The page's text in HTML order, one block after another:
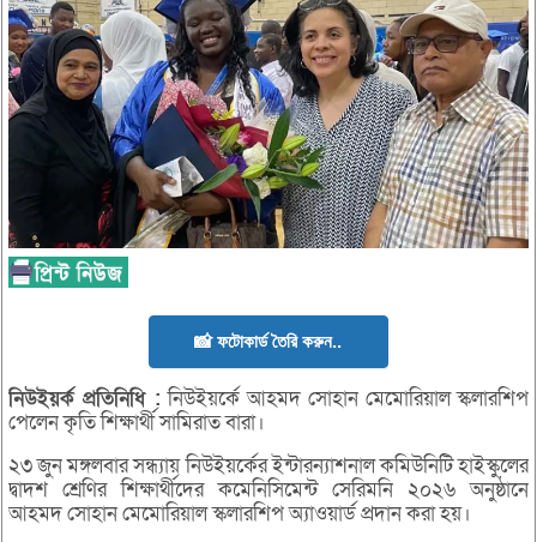
📸 ফটোকার্ড তৈরি করুন..
নিউইয়র্কপ্রতিনিধি : নিউইয়র্কে আহমদ সোহান মেমোরিয়াল স্কলারশিপ
পেলেন কৃতি শিক্ষার্থী সামিরাত বারা।
২৩ জুন মঙ্গলবার সন্ধ্যায় নিউইয়র্কের ইন্টারন্যাশনাল কমিউনিটি হাইস্কুলের
দ্বাদশ শ্রেণির শিক্ষার্থীদের কমেনিসিমেন্ট সেরিমনি ২০২৬ অনুষ্ঠানে
আহমদ সোহান মেমোরিয়াল স্কলারশিপ অ্যাওয়ার্ড প্রদান করা হয়।